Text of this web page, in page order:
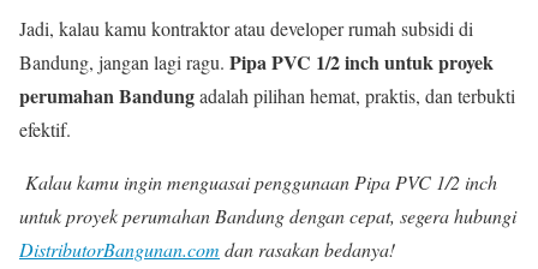
Jadi, kalau kamu kontraktor atau developer rumah subsidi di
Bandung, jangan lagi ragu. Pipa PVC 1/2 inch untuk proyek
perumahan Bandungadalah pilihan hemat, praktis, dan terbukti
efektif.
Kalau kamu ingin menguasai penggunaan Pipa PVC 1/2 inch
untuk proyek perumahan Bandung dengan cepat, segera hubungi
DistributorBangunan.com dan rasakan bedanya!